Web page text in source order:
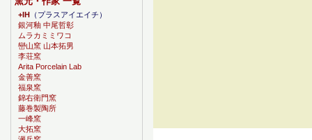
+IH
（プラスアイエイチ）
銀河釉 中尾哲彰
ムラカミミワコ
巒山窯 山本拓男
李荘窯
Arita Porcelain Lab
金善窯
福泉窯
錦右衛門窯
藤巻製陶所
一峰窯
大拓窯